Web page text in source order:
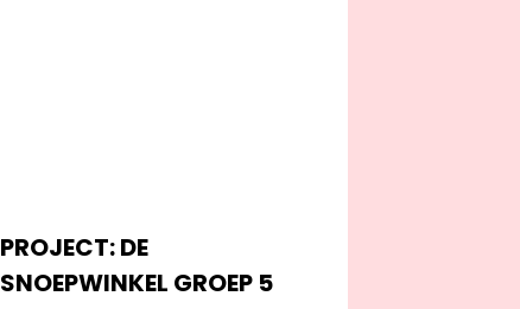
PROJECT: DE
SNOEPWINKEL GROEP 5